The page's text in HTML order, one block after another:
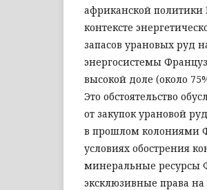
африканской политики
контексте
запасов урановых руд
энергосистемы
высокой доле (около
Это обстоятельство
от закупок урановой
в прошлом колониями
условиях обострения
минеральные ресурсы
эксклюзивные права на